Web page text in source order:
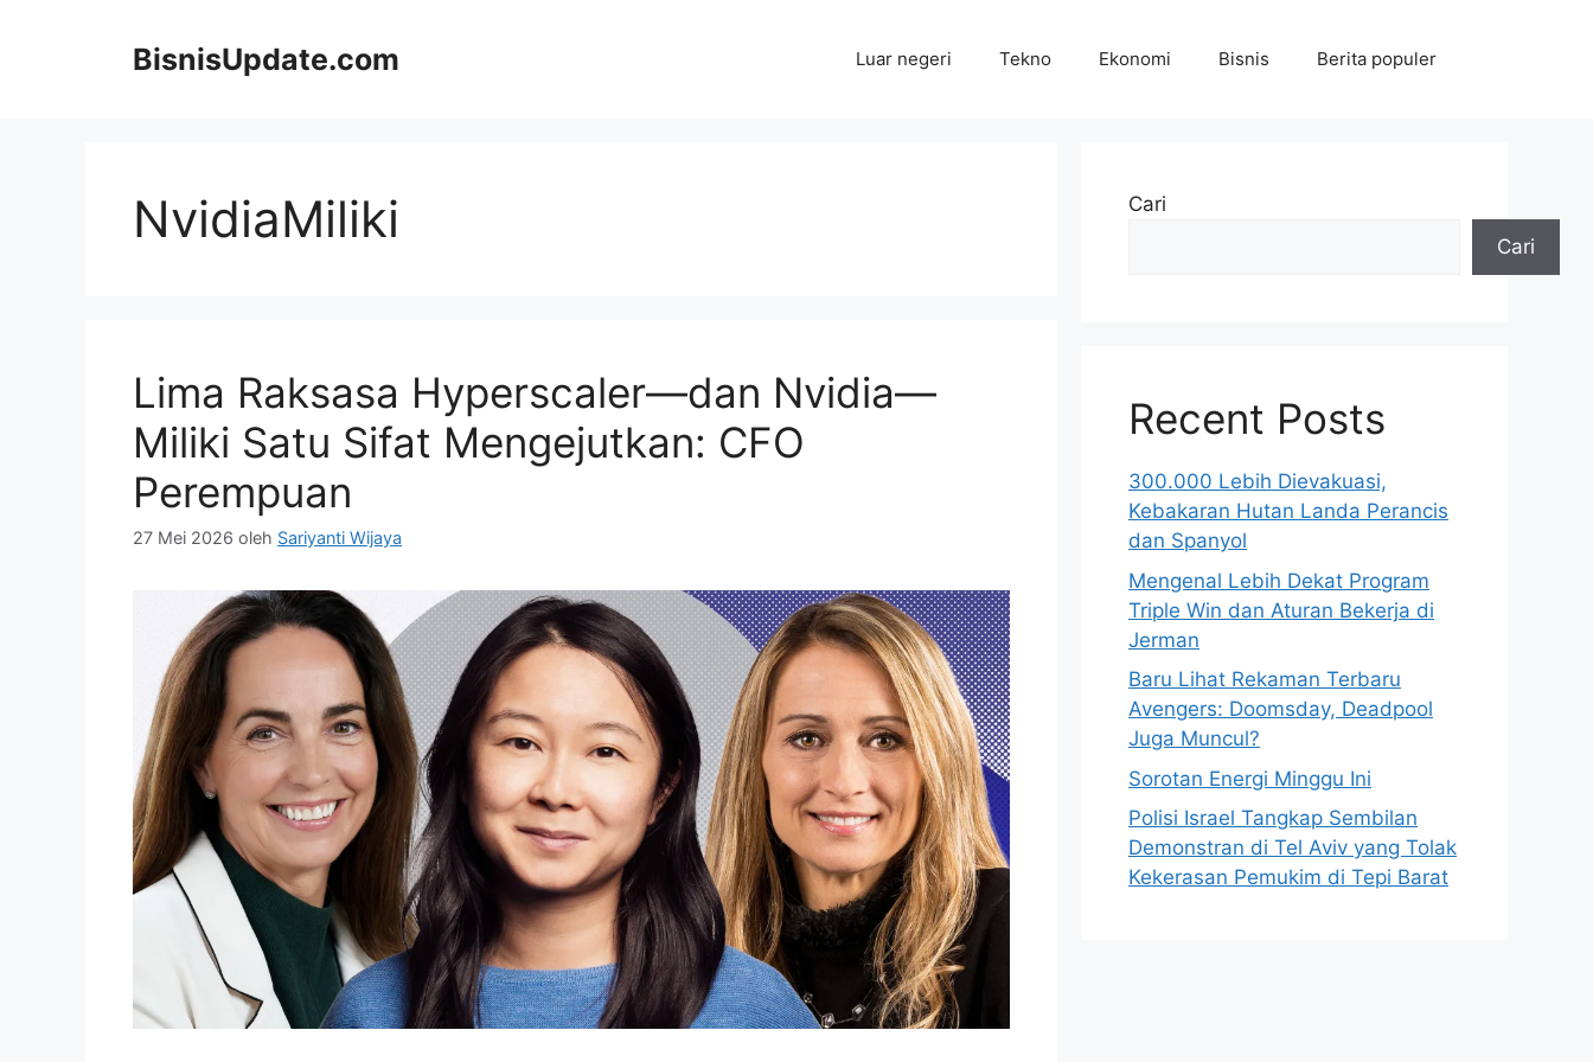
BisnisUpdate.com Luar negeri Tekno Ekonomi Bisnis Berita populer
NvidiaMiliki
Lima Raksasa Hyperscaler—dan Nvidia—
Miliki Satu Sifat Mengejutkan: CFO
Perempuan
27 Mei 2026 oleh Sariyanti Wijaya
Cari
Cari
Recent Posts
300.000 Lebih Dievakuasi,
Kebakaran Hutan Landa Perancis
dan Spanyol
Mengenal Lebih Dekat Program
Triple Win dan Aturan Bekerja di
Jerman
Baru Lihat Rekaman Terbaru
Avengers: Doomsday, Deadpool
Juga Muncul?
Sorotan Energi Minggu Ini
Polisi Israel Tangkap Sembilan
Demonstran di Tel Aviv yang Tolak
Kekerasan Pemukim di Tepi Barat